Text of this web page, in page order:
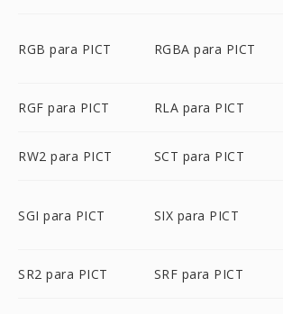
RGB para PICT RGBA para PICT
RGF para PICT RLA para PICT
RW2 para PICT SCT para PICT
SGI para PICT SIX para PICT
SR2 para PICT SRF para PICT